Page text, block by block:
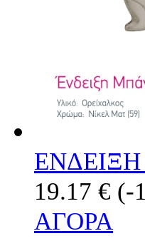
19.17 € (-
ΑΓΟΡΑ